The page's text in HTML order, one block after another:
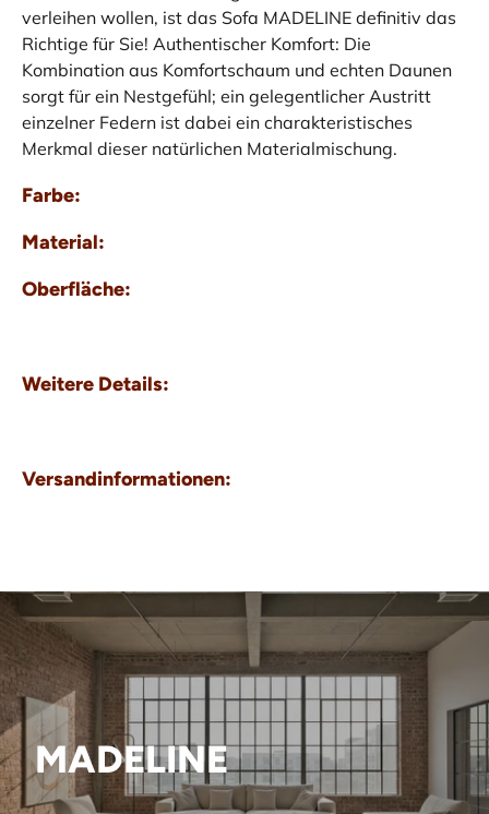
verleihen wollen, ist das Sofa MADELINE definitiv das
Richtige für Sie! Authentischer Komfort: Die
Kombination aus Komfortschaum und echten Daunen
sorgt für ein Nestgefühl; ein gelegentlicher Austritt
einzelner Federn ist dabei ein charakteristisches
Merkmal dieser natürlichen Materialmischung.
Farbe:
Material:
Oberfläche:
Weitere Details:
Versandinformationen:
MADELINE